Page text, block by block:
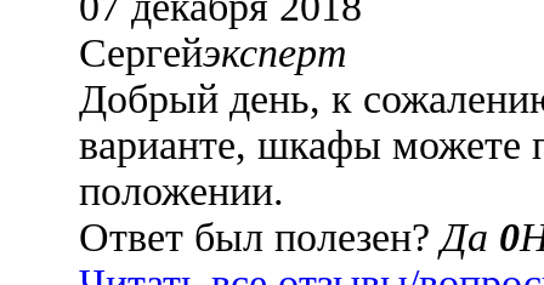
Сергейэксперт
Добрый день, к
варианте, шкафы можете
положении.
Ответ был полезен?Да 0